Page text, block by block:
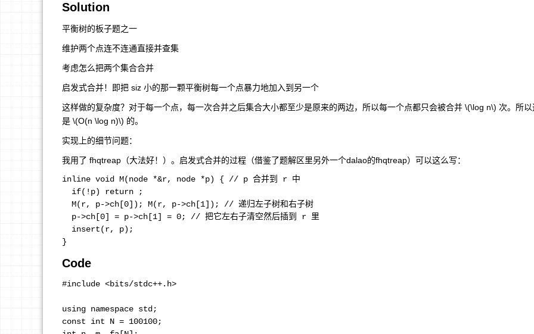
Solution
平衡树的板子题之一
维护两个点连不连通直接并查集
考虑怎么把两个集合合并
启发式合并！即把 siz 小的那一颗平衡树每一个点暴力地加入到另一个
这样做的复杂度？对于每一个点，每一次合并之后集合大小都至少是原来的两边，所以每一个点都只会被合并 \(\log n\) 次。所
是 \(O(n \log n)\) 的。
实现上的细节问题：
我用了 fhqtreap（大法好！）。启发式合并的过程（借鉴了题解区里另外一个dalao的fhqtreap）可以这么写：
inline void M(node *&r, node *p) { // p 合并到 r 中
  if(!p) return ;
  M(r, p->ch[0]); M(r, p->ch[1]); // 递归左子树和右子树
  p->ch[0] = p->ch[1] = 0; // 把它左右子清空然后插到 r 里
  insert(r, p);
Code
#include <bits/stdc++.h>
using namespace std;
const int N = 100100;